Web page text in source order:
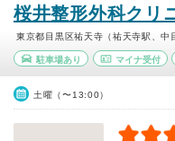
桜井整形外科クリ
東京都目黒区祐天寺（祐天寺駅、中
駐車場あり マイナ受付
土曜（〜13:00）